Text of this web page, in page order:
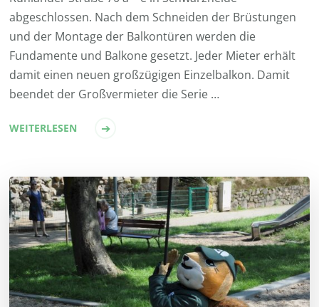
abgeschlossen. Nach dem Schneiden der Brüstungen
und der Montage der Balkontüren werden die
Fundamente und Balkone gesetzt. Jeder Mieter erhält
damit einen neuen großzügigen Einzelbalkon. Damit
beendet der Großvermieter die Serie …
WEITERLESEN